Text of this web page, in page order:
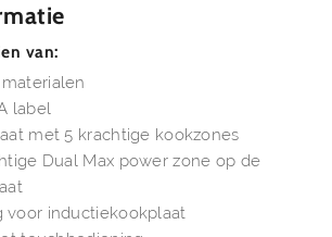
van:
label
met 5 krachtige kookzones
Dual Max power zone op de
voor inductiekookplaat